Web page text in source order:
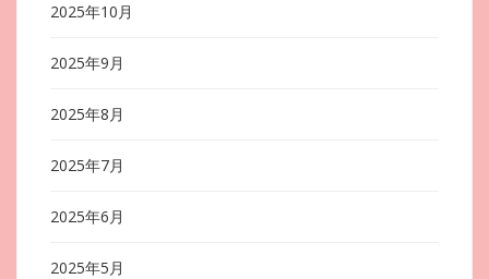
2025年10月
2025年9月
2025年8月
2025年7月
2025年6月
2025年5月